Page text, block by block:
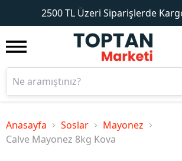
2500 TL Üzeri Siparişlerde
1
Anasayfa Soslar
Mayonez
Calve Mayonez 8kg Kova